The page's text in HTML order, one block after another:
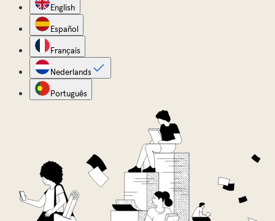
English
Español
Français
Nederlands
Português